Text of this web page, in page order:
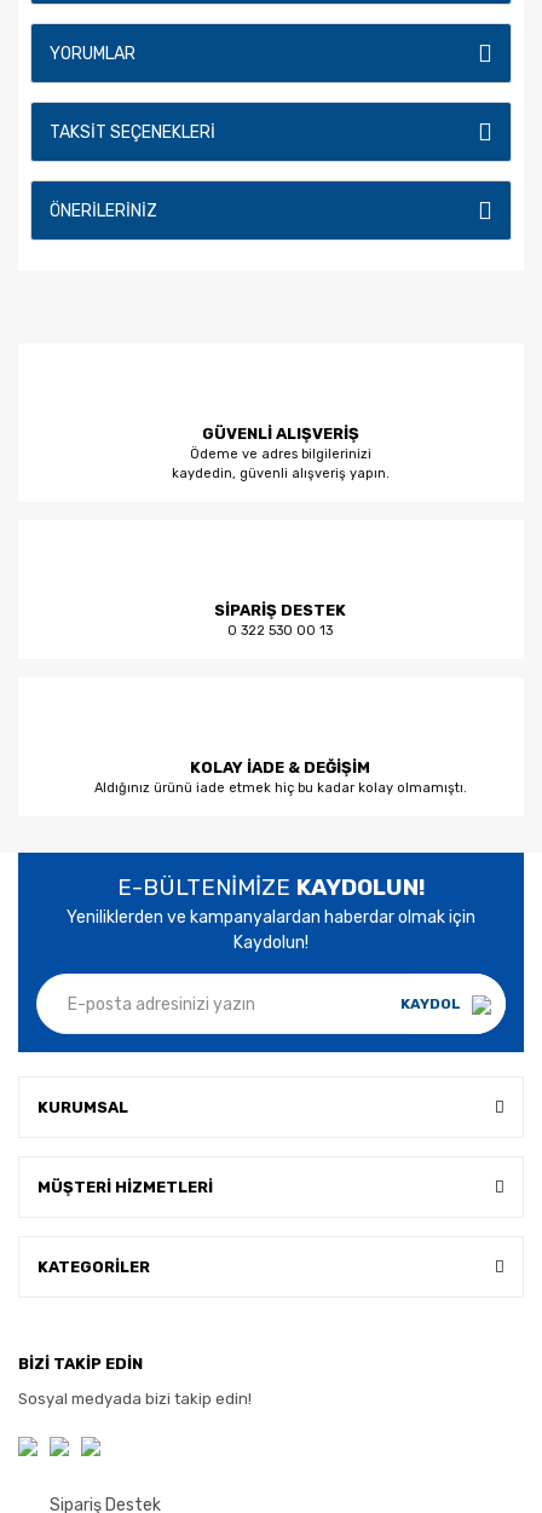
YORUMLAR
TAKSIT SEÇENEKLERI
ÖNERILERINIZ
GÜVENLİ ALIŞVERİŞ
Ödeme ve adres bilgilerinizi
kaydedin, güvenli alışveriş yapın.
SİPARİŞ DESTEK
0 322 530 00 13
KOLAY İADE & DEĞİŞİM
Aldığınız ürünü iade etmek hiç bu kadar kolay olmamıştı.
E-BÜLTENİMİZE KAYDOLUN!
Yeniliklerden ve kampanyalardan haberdar olmak için
Kaydolun!
KAYDOL
KURUMSAL
MÜŞTERİ HİZMETLERİ
KATEGORİLER
BİZİ TAKİP EDİN
Sosyal medyada bizi takip edin!
Sipariş Destek